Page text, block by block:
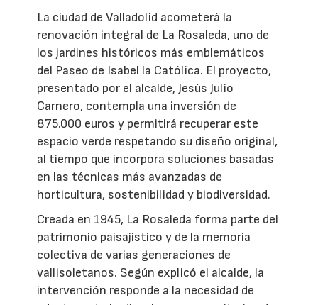
La ciudad de Valladolid acometerá la
renovación integral de La Rosaleda, uno de
los jardines históricos más emblemáticos
del Paseo de Isabel la Católica. El proyecto,
presentado por el alcalde, Jesús Julio
Carnero, contempla una inversión de
875.000 euros y permitirá recuperar este
espacio verde respetando su diseño original,
al tiempo que incorpora soluciones basadas
en las técnicas más avanzadas de
horticultura, sostenibilidad y biodiversidad.
Creada en 1945, La Rosaleda forma parte del
patrimonio paisajístico y de la memoria
colectiva de varias generaciones de
vallisoletanos. Según explicó el alcalde, la
intervención responde a la necesidad de